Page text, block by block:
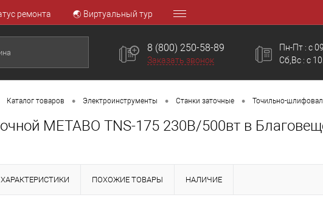
ремонта 🌏 Виртуальный тур
8 (800) 250-58-89
Заказать звонок
Пн-Пт : с
Сб,Вс : c
Каталог товаров • Электроинструменты • Станки заточные • Точильно-
METABO TNS-175 230В/500вт в
ХАРАКТЕРИСТИКИ ПОХОЖИЕ ТОВАРЫ НАЛИЧИЕ